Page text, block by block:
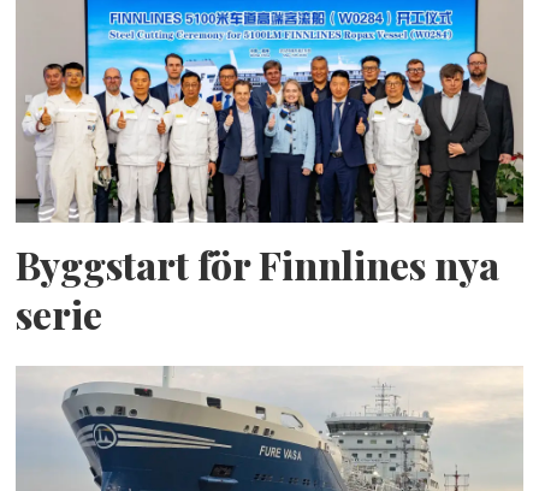
Byggstart för Finnlines nya
serie